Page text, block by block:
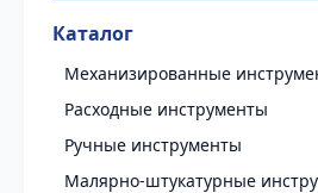
Каталог
Механизированные
Расходные инструменты
Ручные инструменты
Малярно-штукатурные